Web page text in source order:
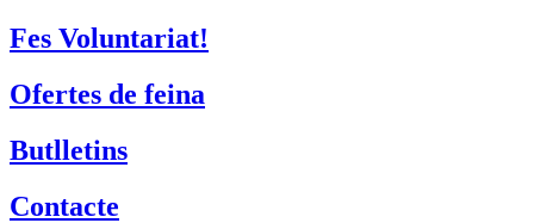
Fes Voluntariat!
Ofertes de feina
Butlletins
Contacte